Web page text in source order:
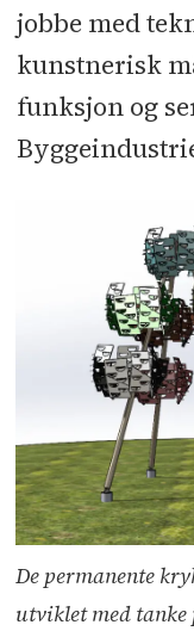
jobbe med
kunstnerisk
funksjon og
De permanente
utviklet med